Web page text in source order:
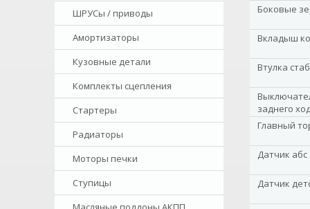
ШРУСы / приводы
Амортизаторы
Кузовные детали
Комплекты сцепления
Стартеры
Радиаторы
Моторы печки
Ступицы
Боковые
Вкладыш
Втулка
заднего
Главный
Датчик
Датчик